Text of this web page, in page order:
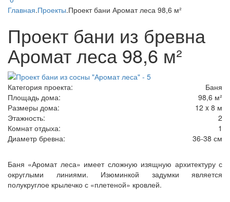
Главная.Проекты.Проект бани Аромат леса 98,6 м²
Проект бани из бревна
Аромат леса 98,6 м²
Категория проекта:
Баня
Площадь дома:
98,6 м²
Размеры дома:
12 x 8 м
Этажность:
2
Комнат отдыха:
1
Диаметр бревна:
36-38 см
Баня «Аромат леса» имеет сложную изящную архитектуру с
округлыми линиями. Изюминкой задумки является
полукруглое крылечко с «плетеной» кровлей.